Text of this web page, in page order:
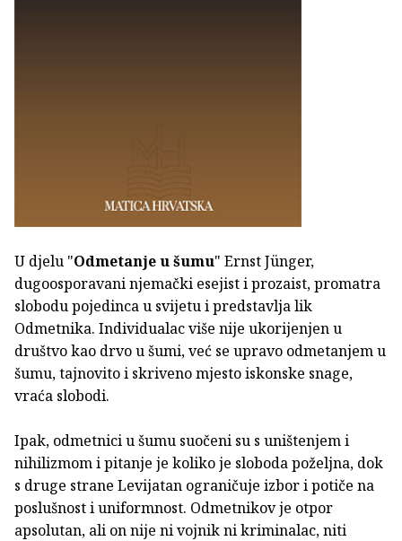
U djelu "Odmetanje u šumu" Ernst Jünger,
dugoosporavani njemački esejist i prozaist, promatra
slobodu pojedinca u svijetu i predstavlja lik
Odmetnika. Individualac više nije ukorijenjen u
društvo kao drvo u šumi, već se upravo odmetanjem u
šumu, tajnovito i skriveno mjesto iskonske snage,
vraća slobodi.
Ipak, odmetnici u šumu suočeni su s uništenjem i
nihilizmom i pitanje je koliko je sloboda poželjna, dok
s druge strane Levijatan ograničuje izbor i potiče na
poslušnost i uniformnost. Odmetnikov je otpor
apsolutan, ali on nije ni vojnik ni kriminalac, niti